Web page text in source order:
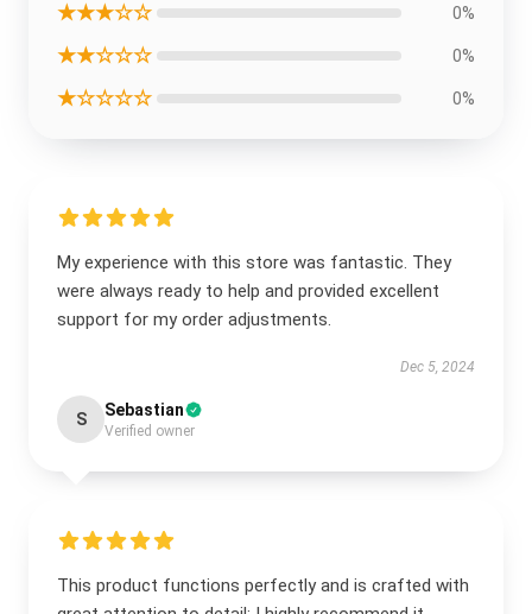
★★★☆☆ 0%
★★☆☆☆ 0%
★☆☆☆☆ 0%
My experience with this store was fantastic. They
were always ready to help and provided excellent
support for my order adjustments.
Dec 5, 2024
S Sebastian
Verified owner
This product functions perfectly and is crafted with